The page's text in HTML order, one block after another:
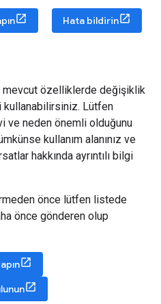
Hata bildirin
özelliklerde değişiklik
Lütfen
neden önemli olduğunu
kullanım alanınız ve
hakkında ayrıntılı bilgi
önce lütfen listede
önce gönderen olup